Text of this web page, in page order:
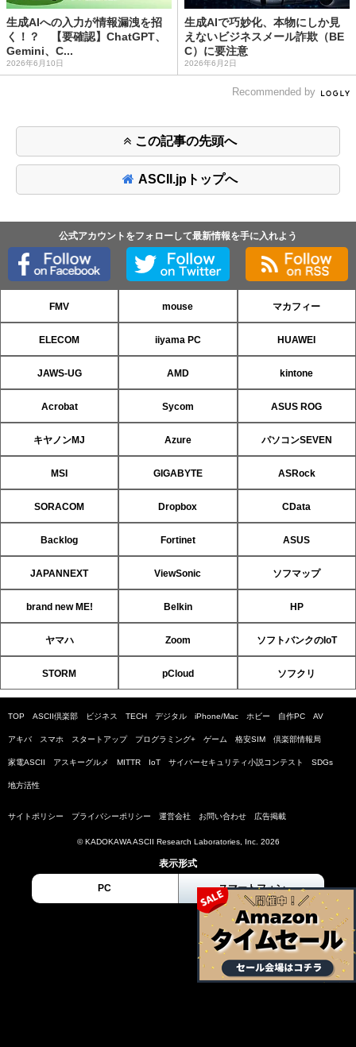
生成AIへの入力が情報漏洩を招
く！？ 【要確認】ChatGPT、
Gemini、C...
2026年6月10日
生成AIで巧妙化、本物にしか見
えないビジネスメール詐欺（BE
C）に要注意
2026年6月2日
Recommended by
この記事の先頭へ
ASCII.jpトップへ
公式アカウントをフォローして最新情報を手に入れよう
FMV mouse マカフィー
ELECOM iiyama PC HUAWEI
JAWS-UG AMD kintone
Acrobat Sycom ASUS ROG
キヤノンMJ Azure パソコンSEVEN
MSI GIGABYTE ASRock
SORACOM Dropbox CData
Backlog Fortinet ASUS
JAPANNEXT ViewSonic ソフマップ
brand new ME! Belkin HP
ヤマハ Zoom ソフトバンクのIoT
STORM pCloud ソフクリ
TOP ASCII倶楽部 ビジネス TECH デジタル iPhone/Mac ホビー 自作PC AV
アキバ スマホ スタートアップ プログラミング+ ゲーム 格安SIM 倶楽部情報局
家電ASCII アスキーグルメ MITTR IoT サイバーセキュリティ小説コンテスト SDGs
地方活性
サイトポリシー プライバシーポリシー 運営会社 お問い合わせ 広告掲載
© KADOKAWA ASCII Research Laboratories, Inc. 2026
表示形式
PC スマートフォン